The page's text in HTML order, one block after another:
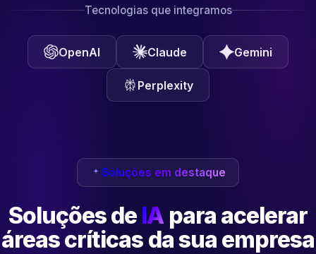
Tecnologias que integramos
OpenAI Claude Gemini
Perplexity
Soluções em destaque
Soluções de IA para acelerar
áreas críticas da sua empresa